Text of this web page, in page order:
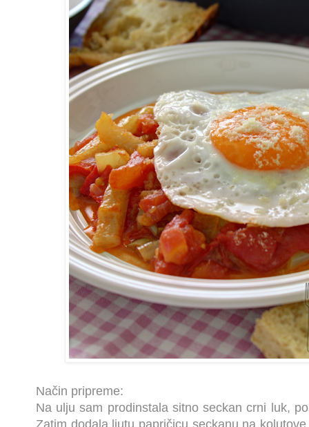
Način pripreme:
Na ulju sam prodinstala sitno seckan crni luk,